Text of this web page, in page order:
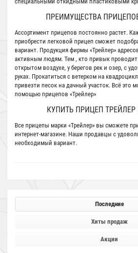
ПРЕИМУЩЕСТВА
Ассортимент прицепов постоянно растет.
приобрести легковой прицеп сможет
вариант. Продукция фирмы «Трейлер»
активным людям. Тем , кто привык
открытом воздухе, у берегов рек и озер, с
руках. Прокатиться с ветерком на
привезти песок на дачный участок. Всё это
помощью прицепов «Трейлер»
КУПИТЬ ПРИЦЕП
Все прицепы марки «Трейлер» вы сможете
интернет-магазине. Наши продавцы с
необходимый вариант.
Последние
Хиты продаж
Акции